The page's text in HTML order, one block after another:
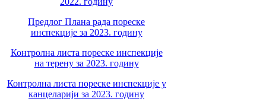
Предлог Плана рада пореске
инспекције за 2023. годину
Контролна листа пореске инспекције
на терену за 2023. годину
Контролна листа пореске инспекције у
канцеларији за 2023. годину